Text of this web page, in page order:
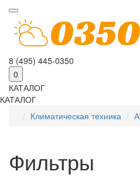
8 (495) 445-0350
0
КАТАЛОГ
КАТАЛОГ
Климатическая техника
Фильтры